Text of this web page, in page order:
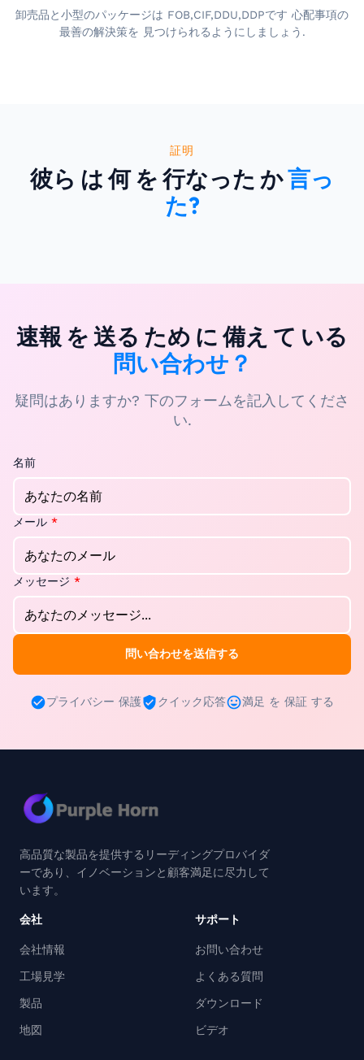
卸売品と小型のパッケージは FOB,CIF,DDU,DDPです 心配事項の
最善の解決策を 見つけられるようにしましょう.
証明
彼ら は 何 を 行なった か言っ
た?
速報 を 送る ため に 備え て いる
問い合わせ？
疑問はありますか? 下のフォームを記入してくださ
い.
名前
メール *
メッセージ *
問い合わせを送信する
プライバシー 保護 クイック応答 満足 を 保証 する
高品質な製品を提供するリーディングプロバイダ
ーであり、イノベーションと顧客満足に尽力して
います。
会社
会社情報
工場見学
製品
地図
サポート
お問い合わせ
よくある質問
ダウンロード
ビデオ